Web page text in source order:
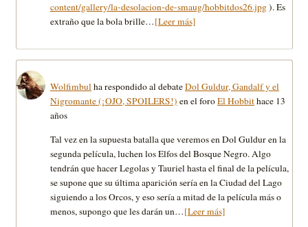
content/gallery/la-desolacion-de-smaug/hobbitdos26.jpg). Es
extraño que la bola brille…[Leer más]
Wolfimbulha respondido al debateDol Guldur, Gandalf y el
Nigromante (¡OJO, SPOILERS!) en el foroEl Hobbithace 13
años
Tal vez en la supuesta batalla que veremos en Dol Guldur en la
segunda película, luchen los Elfos del Bosque Negro. Algo
tendrán que hacer Legolas y Tauriel hasta el final de la película,
se supone que su última aparición sería en la Ciudad del Lago
siguiendo a los Orcos, y eso sería a mitad de la película más o
menos, supongo que les darán un…[Leer más]